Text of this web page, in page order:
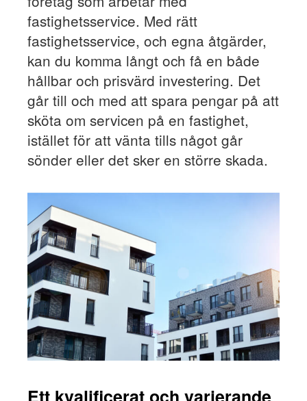
fastighetsservice. Med rätt
fastighetsservice, och egna åtgärder,
kan du komma långt och få en både
hållbar och prisvärd investering. Det
går till och med att spara pengar på att
sköta om servicen på en fastighet,
istället för att vänta tills något går
sönder eller det sker en större skada.
Ett kvalificerat och varierande